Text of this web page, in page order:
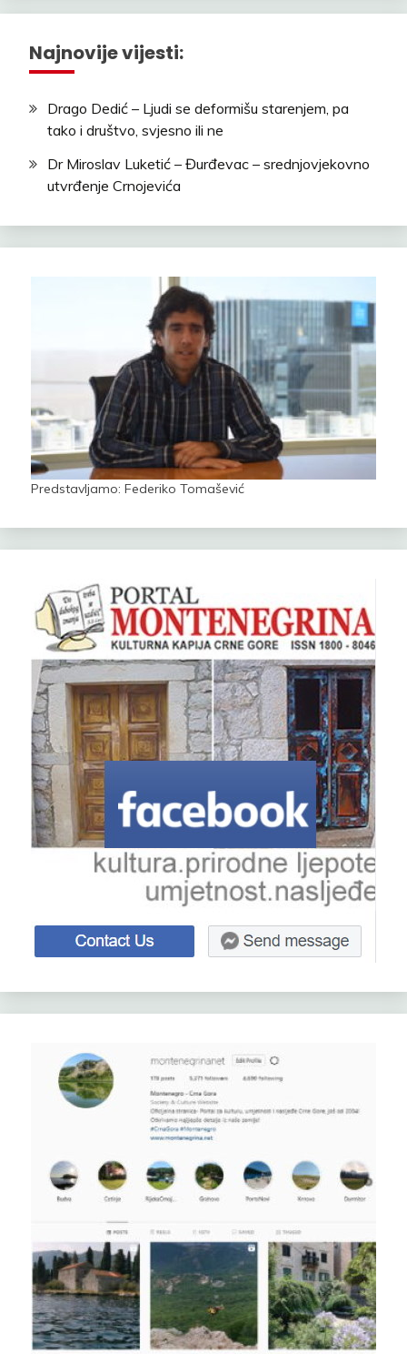
Najnovije vijesti:
Drago Dedić – Ljudi se deformišu starenjem, pa
tako i društvo, svjesno ili ne
Dr Miroslav Luketić – Đurđevac – srednjovjekovno
utvrđenje Crnojevića
Predstavljamo: Federiko Tomašević